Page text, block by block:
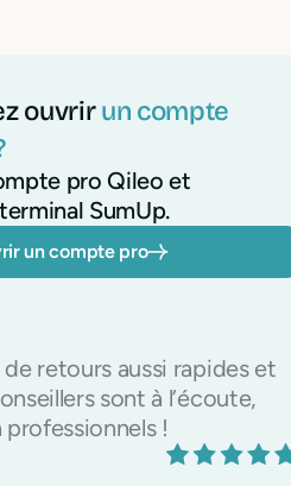
ouvrirun compte
pro Qileo et
SumUp.
un compte pro
de retours aussi rapides et
sont à l’écoute,
!